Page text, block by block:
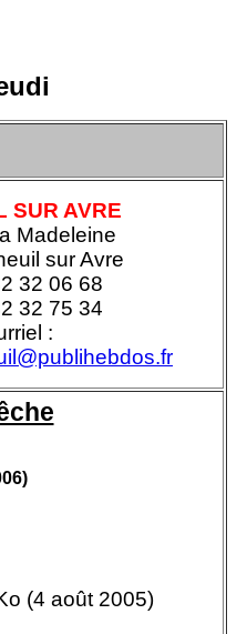
SUR AVRE
Madeleine
sur Avre
32 06 68
32 75 34
:
(4 août 2005)